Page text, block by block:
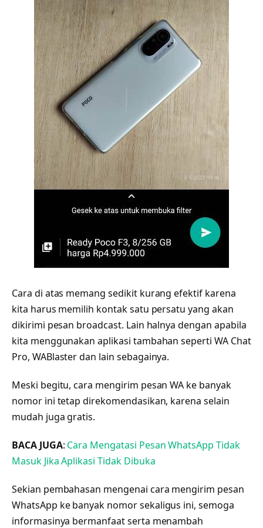
Cara di atas memang sedikit kurang efektif karena
kita harus memilih kontak satu persatu yang akan
dikirimi pesan broadcast. Lain halnya dengan apabila
kita menggunakan aplikasi tambahan seperti WA Chat
Pro, WABlaster dan lain sebagainya.
Meski begitu, cara mengirim pesan WA ke banyak
nomor ini tetap direkomendasikan, karena selain
mudah juga gratis.
BACA JUGA: Cara Mengatasi Pesan WhatsApp Tidak
Masuk Jika Aplikasi Tidak Dibuka
Sekian pembahasan mengenai cara mengirim pesan
WhatsApp ke banyak nomor sekaligus ini, semoga
informasinya bermanfaat serta menambah